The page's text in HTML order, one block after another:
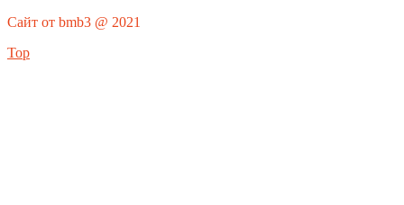
Сайт от bmb3 @ 2021
Top